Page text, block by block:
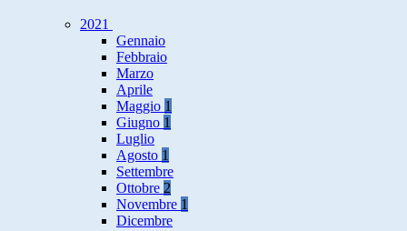
2021
Gennaio
Febbraio
Marzo
Aprile
Maggio 1
Giugno 1
Luglio
Agosto 1
Settembre
Ottobre 2
Novembre 1
Dicembre